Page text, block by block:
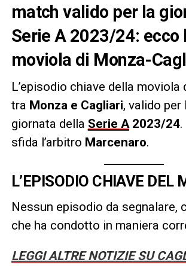
match valido per la
Serie A 2023/24: ecco
moviola di Monza-
L’episodio chiave della moviola
tra Monza e Cagliari, valido per
giornata della Serie A2023/24.
sfida l’arbitro Marcenaro.
L’EPISODIO CHIAVE DEL
Nessun episodio da segnalare,
che ha condotto in maniera
LEGGI ALTRE NOTIZIE SU